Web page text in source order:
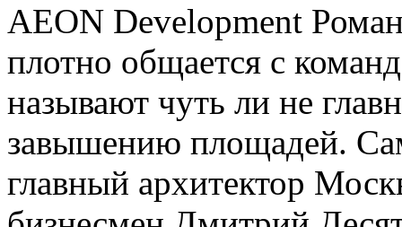
AEON Development
плотно общается с
называют чуть ли не
завышению площадей.
главный архитектор